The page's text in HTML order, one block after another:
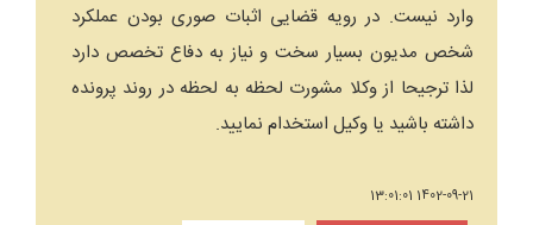
وارد نیست. در رویه قضایی اثبات صوری بودن عملکرد
شخص مدیون بسیار سخت و نیاز به دفاع تخصص دارد
لذا ترجیحا از وکلا مشورت لحظه به لحظه در روند پرونده
داشته باشید یا وکیل استخدام نمایید.
1402-09-21 13:01:01